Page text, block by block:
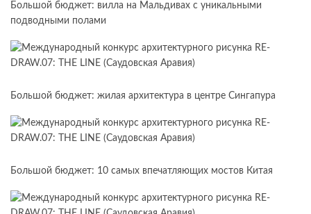
Большой бюджет: вилла на Мальдивах с уникальными
подводными полами
Большой бюджет: жилая архитектура в центре Сингапура
Большой бюджет: 10 самых впечатляющих мостов Китая